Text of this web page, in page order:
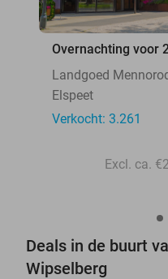
Overnachting voor
Landgoed
Elspeet
Verkocht: 3.261
Excl. ca.
Deals in de buurt
Wipselberg